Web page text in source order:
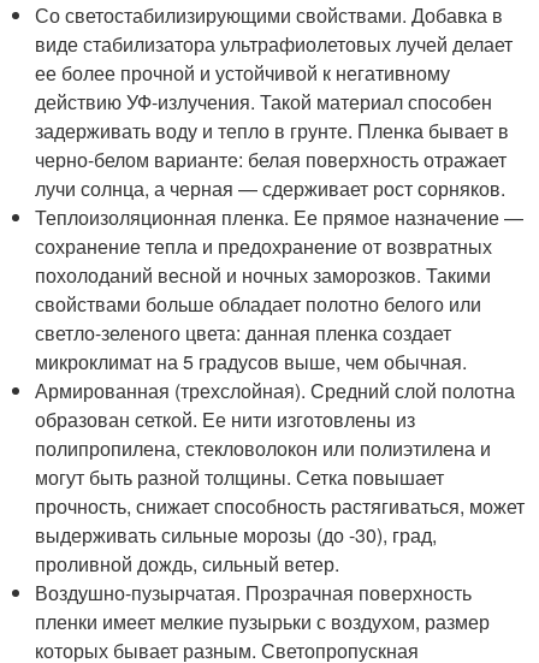
Со светостабилизирующими свойствами. Добавка в
виде стабилизатора ультрафиолетовых лучей делает
ее более прочной и устойчивой к негативному
действию УФ-излучения. Такой материал способен
задерживать воду и тепло в грунте. Пленка бывает в
черно-белом варианте: белая поверхность отражает
лучи солнца, а черная — сдерживает рост сорняков.
Теплоизоляционная пленка. Ее прямое назначение —
сохранение тепла и предохранение от возвратных
похолоданий весной и ночных заморозков. Такими
свойствами больше обладает полотно белого или
светло-зеленого цвета: данная пленка создает
микроклимат на 5 градусов выше, чем обычная.
Армированная (трехслойная). Средний слой полотна
образован сеткой. Ее нити изготовлены из
полипропилена, стекловолокон или полиэтилена и
могут быть разной толщины. Сетка повышает
прочность, снижает способность растягиваться, может
выдерживать сильные морозы (до -30), град,
проливной дождь, сильный ветер.
Воздушно-пузырчатая. Прозрачная поверхность
пленки имеет мелкие пузырьки с воздухом, размер
которых бывает разным. Светопропускная